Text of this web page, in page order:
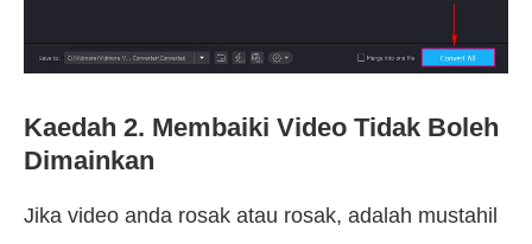
Kaedah 2. Membaiki Video Tidak Boleh
Dimainkan
Jika video anda rosak atau rosak, adalah mustahil